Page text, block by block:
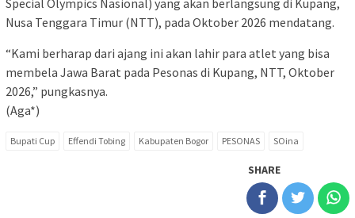
Nusa Tenggara Timur (NTT), pada Oktober 2026 mendatang.
“Kami berharap dari ajang ini akan lahir para atlet yang bisa
membela Jawa Barat pada Pesonas di Kupang, NTT, Oktober
2026,” pungkasnya.
(Aga*)
Bupati Cup Effendi Tobing Kabupaten Bogor PESONAS SOina
SHARE